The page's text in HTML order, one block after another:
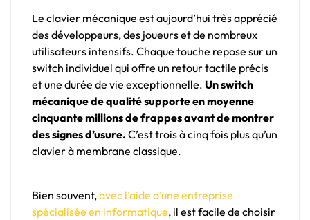
Le clavier mécanique est aujourd’hui très apprécié
des développeurs, des joueurs et de nombreux
utilisateurs intensifs. Chaque touche repose sur un
switch individuel qui offre un retour tactile précis
et une durée de vie exceptionnelle. Un switch
mécanique de qualité supporte en moyenne
cinquante millions de frappes avant de montrer
des signes d’usure. C’est trois à cinq fois plus qu’un
clavier à membrane classique.
Bien souvent,avec l’aide d’une entreprise
spécialisée en informatique, il est facile de choisir